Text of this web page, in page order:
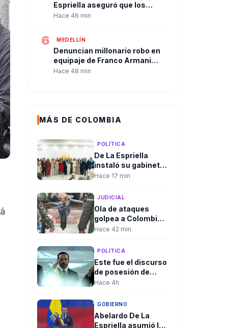
Espriella aseguró que los
responsables del ataque en
Hace 46 min
6 MEDELLÍN
Denuncian millonario robo en
equipaje de Franco Armani
durante viaje a Medellín
Hace 48 min
MÁS DE COLOMBIA
POLÍTICA
De La Espriella
instaló su gabinete
en Cali y arrancó su
equipo paritario
Hace 17 min
JUDICIAL
Ola de ataques
golpea a Colombia
en las primeras
de Abelardo de la
Espriella
Hace 42 min
POLÍTICA
Este fue el discurso
de posesión de
Abelardo De La
Hace 4h
GOBIERNO
Abelardo De La
Espriella asumió la